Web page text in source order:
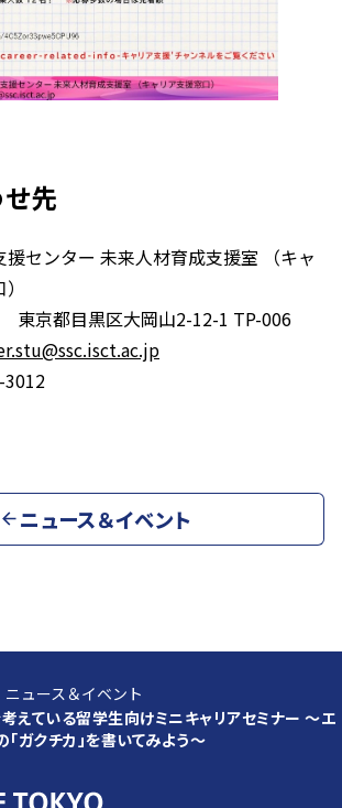
せ先
援センター 未来人材育成支援室 （キャ
東京都目黒区大岡山2-12-1 TP-006
3012
ニュース＆イベント
ニュース＆イベント
えている留学生向けミニキャリアセミナー ～エ
「ガクチカ」を書いてみよう～